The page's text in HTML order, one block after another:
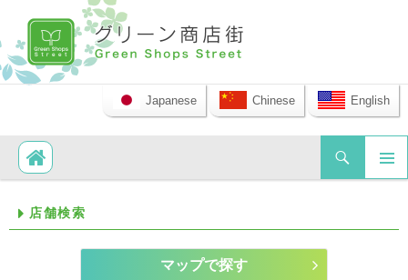
Japanese Chinese English
検索
コンテンツへ移動
店舗検索
マップで探す